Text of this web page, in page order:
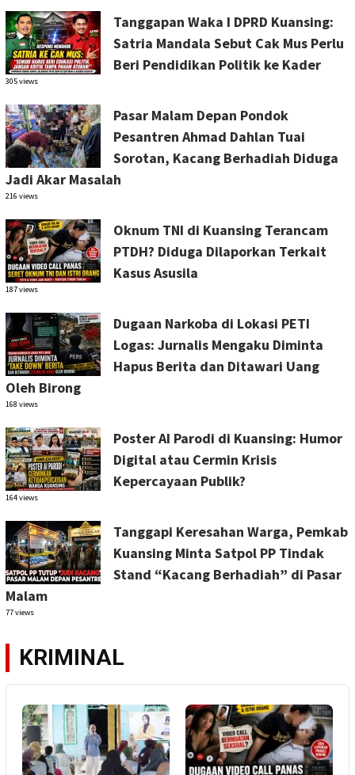
Tanggapan Waka I DPRD Kuansing:
Satria Mandala Sebut Cak Mus Perlu
Beri Pendidikan Politik ke Kader
305 views
Pasar Malam Depan Pondok
Pesantren Ahmad Dahlan Tuai
Sorotan, Kacang Berhadiah Diduga
Jadi Akar Masalah
216 views
Oknum TNI di Kuansing Terancam
PTDH? Diduga Dilaporkan Terkait
Kasus Asusila
187 views
Dugaan Narkoba di Lokasi PETI
Logas: Jurnalis Mengaku Diminta
Hapus Berita dan Ditawari Uang
Oleh Birong
168 views
Poster AI Parodi di Kuansing: Humor
Digital atau Cermin Krisis
Kepercayaan Publik?
164 views
Tanggapi Keresahan Warga, Pemkab
Kuansing Minta Satpol PP Tindak
Stand “Kacang Berhadiah” di Pasar
Malam
77 views
KRIMINAL